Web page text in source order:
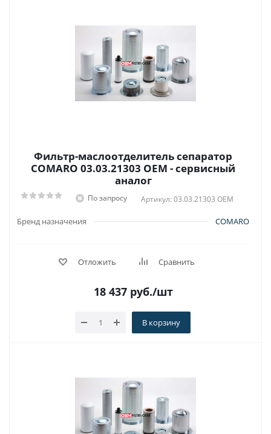
Фильтр-маслоотделитель сепаратор
COMARO 03.03.21303 OEM - сервисный
аналог
По запросу Артикул: 03.03.21303 OEM
Бренд назначения COMARO
Отложить Сравнить
18 437 руб./шт
В корзину